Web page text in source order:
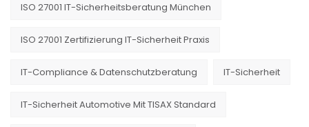
ISO 27001 IT-Sicherheitsberatung München
ISO 27001 Zertifizierung IT-Sicherheit Praxis
IT-Compliance & Datenschutzberatung IT-Sicherheit
IT-Sicherheit Automotive Mit TISAX Standard